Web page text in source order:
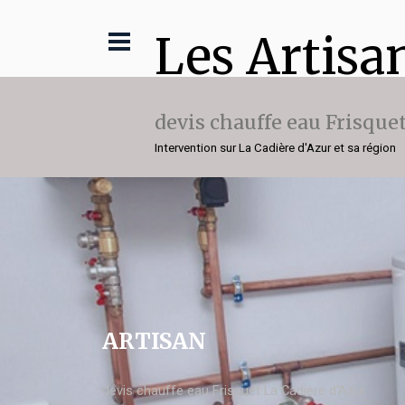
Les
devis chauffe eau
Intervention sur La Cadière d'Azur et sa région
ARTISAN
devis chauffe eau Frisquet La Cadière d'Azur